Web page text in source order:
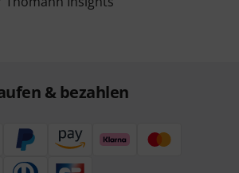
& bezahlen